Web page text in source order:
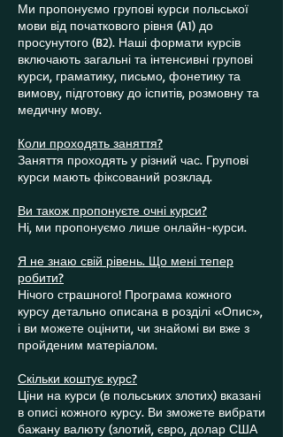
Ми пропонуємо групові курси польської
мови від початкового рівня (A1) до
просунутого (B2). Наші формати курсів
включають загальні та інтенсивні групові
курси, граматику, письмо, фонетику та
вимову, підготовку до іспитів, розмовну та
медичну мову.
Коли проходять заняття?
Заняття проходять у різний час. Групові
курси мають фіксований розклад.
Ви також пропонуєте очні курси?
Ні, ми пропонуємо лише онлайн-курси.
Я не знаю свій рівень. Що мені тепер
робити?
Нічого страшного! Програма кожного
курсу детально описана в розділі «Опис»,
і ви можете оцінити, чи знайомі ви вже з
пройденим матеріалом.
Скільки коштує курс?
Ціни на курси (в польських злотих) вказані
в описі кожного курсу. Ви зможете вибрати
бажану валюту (злотий, євро, долар США